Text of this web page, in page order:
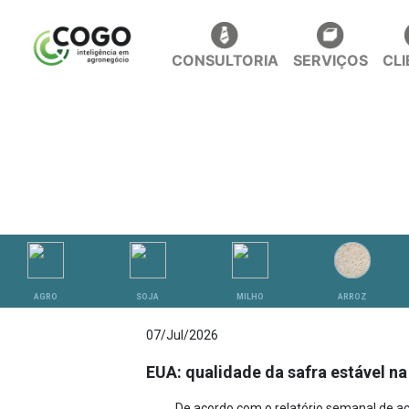
CONSULTORIA SERVIÇOS
AGRO SOJA MILHO ARROZ
07/Jul/2026
EUA: qualidade da safra estável